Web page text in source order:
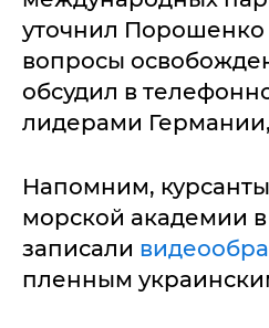
уточнил Порошенко
вопросы
обсудил в
лидерами
Напомним,
морской академии
записали
пленным